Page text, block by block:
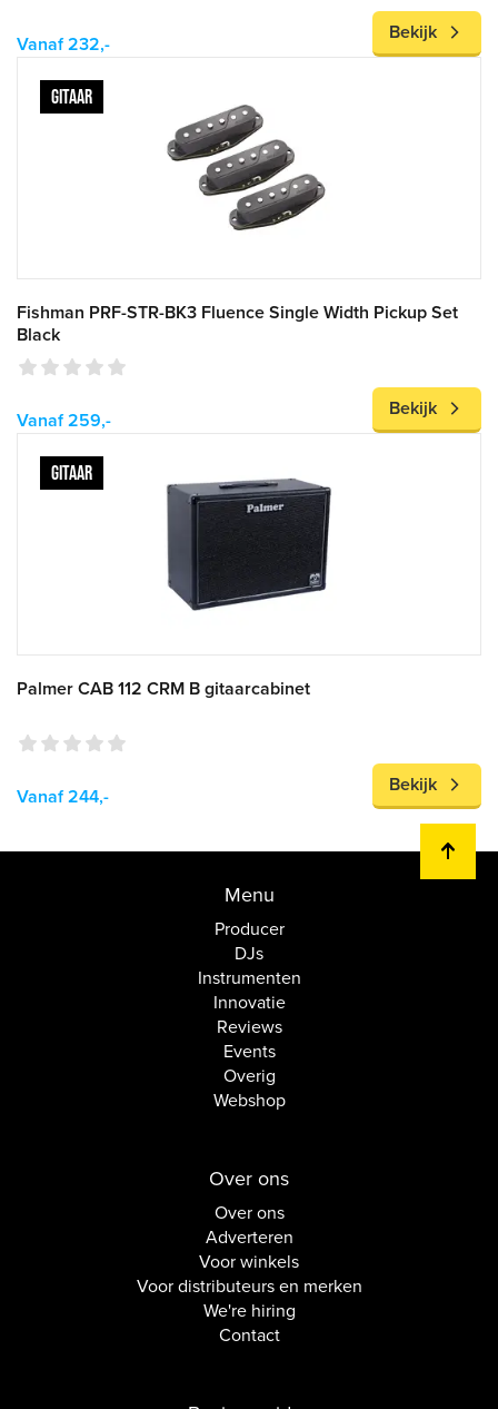
Vanaf 232,-
Bekijk
GITAAR
Fishman PRF-STR-BK3 Fluence Single Width Pickup Set
Black
Vanaf 259,-
Bekijk
GITAAR
Palmer CAB 112 CRM B gitaarcabinet
Vanaf 244,-
Bekijk
Menu
Producer
DJs
Instrumenten
Innovatie
Reviews
Events
Overig
Webshop
Over ons
Over ons
Adverteren
Voor winkels
Voor distributeurs en merken
We're hiring
Contact